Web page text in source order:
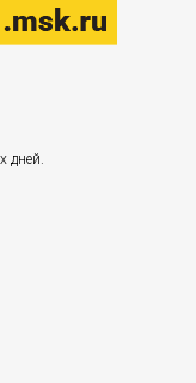
дней.